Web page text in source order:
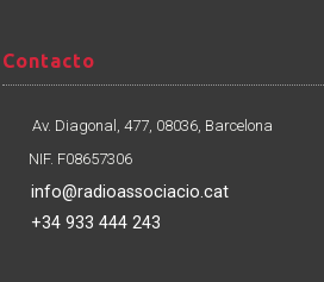
Contacto
Contacto
Av. Diagonal, 477, 08036, Barcelona
NIF. F08657306
info@radioassociacio.cat
+34 933 444 243